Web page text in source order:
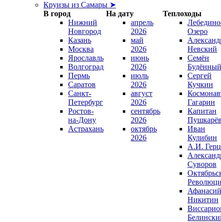
Круизы из Самары ➤
В город
На дату
Теплоходы
Нижний
Новгород
Казань
Москва
Ярославль
Волгоград
Пермь
Саратов
Санкт-
Петербург
Ростов-
на-Дону
Астрахань
апрель
2026
май
2026
июнь
2026
июль
2026
август
2026
сентябрь
2026
октябрь
2026
Озеро
Невский
Семён
Будённый
Сергей
Кучкин
Гагарин
Капитан
Иван
Кулибин
А.И.
Суворов
Афанасий
Никитин